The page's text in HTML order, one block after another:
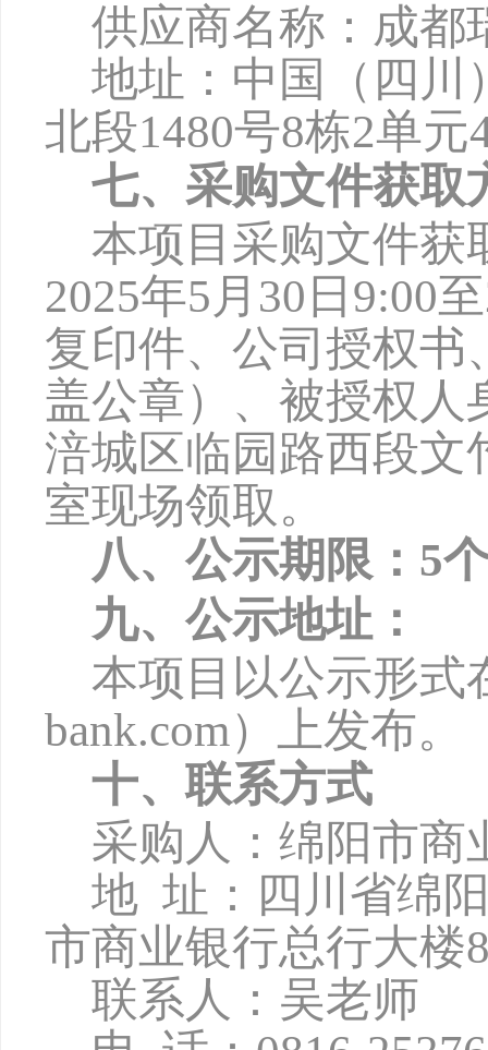
供应商名称：成都
地址：中国（四川
北段1480号8栋2单元
七、采购文件获取
本项目采购文件获
2025年5月30日9:00
复印件、公司授权书
盖公章）、被授权人
涪城区临园路西段文
室现场领取。
八、公示期限： 5
九、公示地址：
本项目以公示形式
bank.com）上发布。
十、联系方式
采购人：绵阳市商
地 址：四川省绵
市商业银行总行大楼
联系人：吴老师